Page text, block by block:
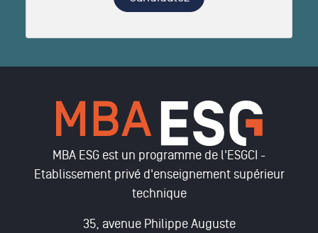
MBA ESG est un programme de l'ESGCI -
Etablissement privé d'enseignement supérieur
technique
35, avenue Philippe Auguste